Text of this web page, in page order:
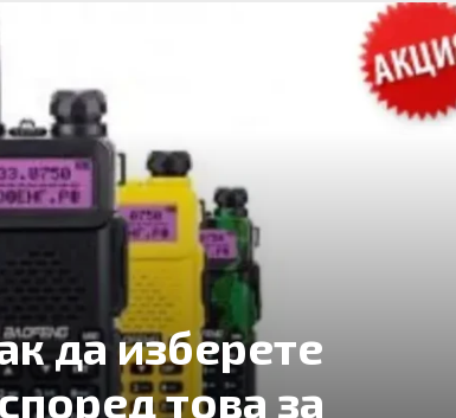
да изберете
това за